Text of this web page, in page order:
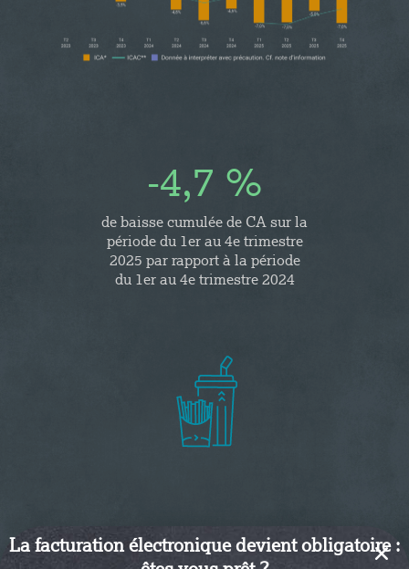
-4,7 %
de baisse cumulée de CA sur la
période du 1er au 4e trimestre
2025 par rapport à la période
du 1er au 4e trimestre 2024
Restauration de type rapide (56.10C)
La facturation électronique devient obligatoire :